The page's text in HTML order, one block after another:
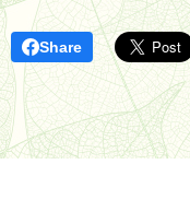
Share